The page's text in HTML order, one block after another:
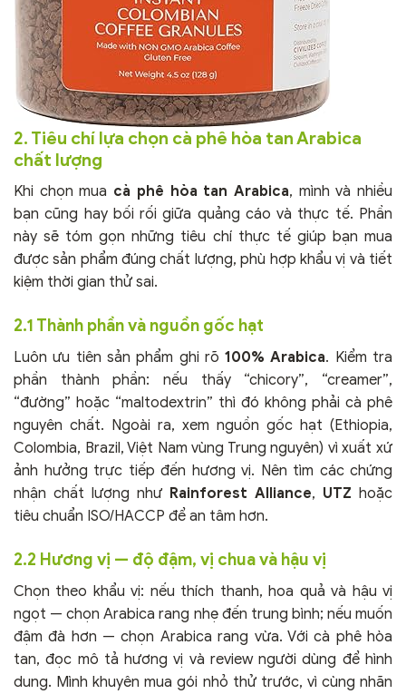
2. Tiêu chí lựa chọn cà phê hòa tan Arabica
chất lượng
Khi chọn mua cà phê hòa tan Arabica, mình và nhiều
bạn cũng hay bối rối giữa quảng cáo và thực tế. Phần
này sẽ tóm gọn những tiêu chí thực tế giúp bạn mua
được sản phẩm đúng chất lượng, phù hợp khẩu vị và tiết
kiệm thời gian thử sai.
2.1 Thành phần và nguồn gốc hạt
Luôn ưu tiên sản phẩm ghi rõ100% Arabica. Kiểm tra
phần thành phần: nếu thấy “chicory”, “creamer”,
“đường” hoặc “maltodextrin” thì đó không phải cà phê
nguyên chất. Ngoài ra, xem nguồn gốc hạt (Ethiopia,
Colombia, Brazil, Việt Nam vùng Trung nguyên) vì xuất xứ
ảnh hưởng trực tiếp đến hương vị. Nên tìm các chứng
nhận chất lượng như Rainforest Alliance, UTZ hoặc
tiêu chuẩn ISO/HACCP để an tâm hơn.
2.2 Hương vị — độ đậm, vị chua và hậu vị
Chọn theo khẩu vị: nếu thích thanh, hoa quả và hậu vị
ngọt — chọn Arabica rang nhẹ đến trung bình; nếu muốn
đậm đà hơn — chọn Arabica rang vừa. Với cà phê hòa
tan, đọc mô tả hương vị và review người dùng để hình
dung. Mình khuyên mua gói nhỏ thử trước, vì cùng nhãn